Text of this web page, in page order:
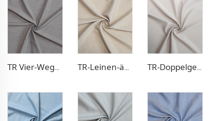
TR Vier-Wege-Stretch-Hosenstoff TR-Leinen-ähnlicher Blazerstoff TR-Doppelgewebe-Kleidstoff